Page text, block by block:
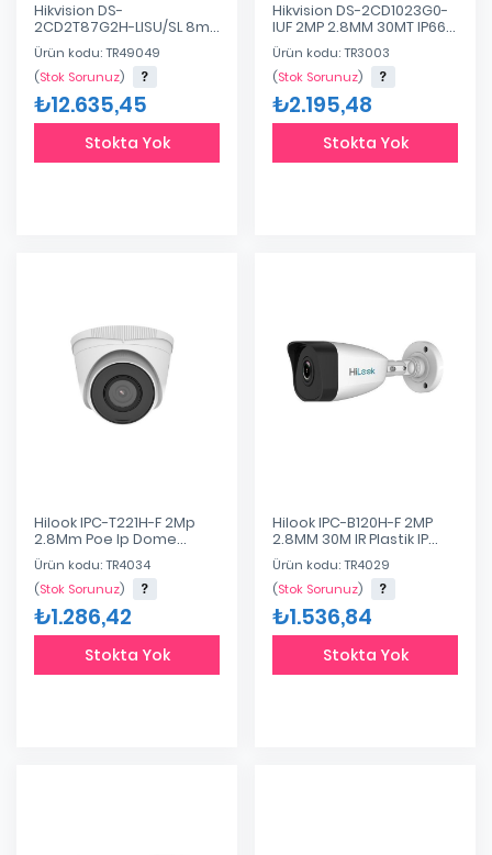
Hikvision DS-
2CD2T87G2H-LISU/SL 8mp
2.8mm 60mt Colorvu IP67
Smart Hybrid Light Bullet
IP Kamera
Ürün kodu: TR49049
(Stok Sorunuz)
₺12.635,45
Stokta Yok
Hikvision DS-2CD1023G0-
IUF 2MP 2.8MM 30MT IP66
Dahili Ses
H.264/H.264+/H.265/MJPEG
IR Plastik Kasa IP Bullet
Kamera
Ürün kodu: TR3003
(Stok Sorunuz)
₺2.195,48
Stokta Yok
Hilook IPC-T221H-F 2Mp
2.8Mm Poe Ip Dome
Kamera
Ürün kodu: TR4034
(Stok Sorunuz)
₺1.286,42
Stokta Yok
Hilook IPC-B120H-F 2MP
2.8MM 30M IR Plastik IP
Bullet Kamera
Ürün kodu: TR4029
(Stok Sorunuz)
₺1.536,84
Stokta Yok